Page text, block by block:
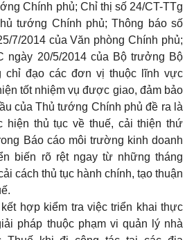
Chính phủ; Chỉ thị số 24/CT-TTg
tướng Chính phủ; Thông báo số
7/2014 của Văn phòng Chính phủ;
ngày 20/5/2014 của Bộ trưởng Bộ
chỉ đạo các đơn vị thuộc lĩnh vực
tốt nhiệm vụ được giao, đảm bảo
của Thủ tướng Chính phủ đề ra là
hiện thủ tục về thuế, cải thiện thứ
Báo cáo môi trường kinh doanh
biến rõ rệt ngay từ những tháng
cách thủ tục hành chính, tạo thuận
hợp kiểm tra việc triển khai thực
pháp thuộc phạm vi quản lý nhà